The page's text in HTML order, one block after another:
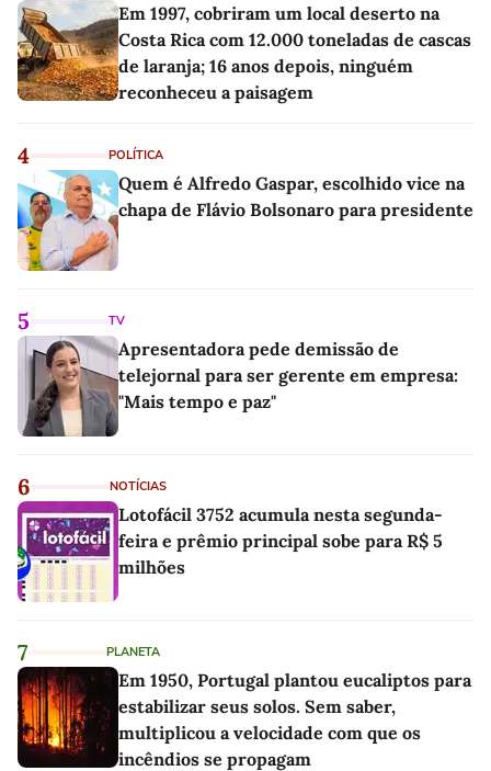
Em 1997, cobriram um local deserto na
Costa Rica com 12.000 toneladas de cascas
de laranja; 16 anos depois, ninguém
reconheceu a paisagem
4 POLÍTICA
Quem é Alfredo Gaspar, escolhido vice na
chapa de Flávio Bolsonaro para presidente
5 TV
Apresentadora pede demissão de
telejornal para ser gerente em empresa:
"Mais tempo e paz"
6 NOTÍCIAS
Lotofácil 3752 acumula nesta segunda-
feira e prêmio principal sobe para R$ 5
milhões
7 PLANETA
Em 1950, Portugal plantou eucaliptos para
estabilizar seus solos. Sem saber,
multiplicou a velocidade com que os
incêndios se propagam